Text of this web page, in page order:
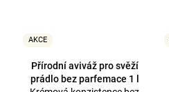
AKCE
Přírodní aviváž pro svěží
prádlo bez parfemace 1 l